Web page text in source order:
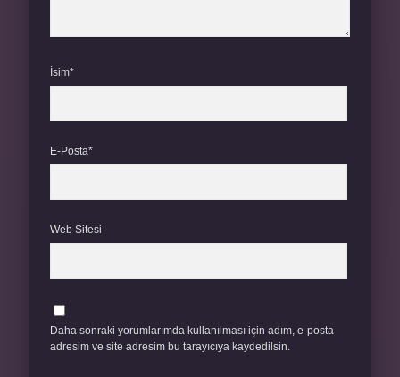
İsim*
E-Posta*
Web Sitesi
Daha sonraki yorumlarımda kullanılması için adım, e-posta
adresim ve site adresim bu tarayıcıya kaydedilsin.